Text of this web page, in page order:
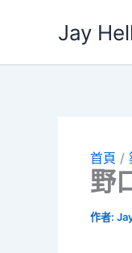
Jay
首頁
野
作者: